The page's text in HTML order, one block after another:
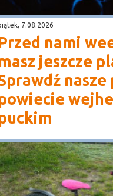
7.08.2026
nami
jeszcze